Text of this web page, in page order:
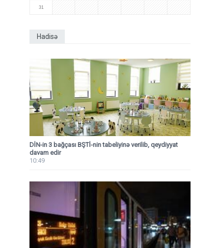
31
Hadisə
DİN-in 3 bağçası BŞTİ-nin tabeliyinə verilib, qeydiyyat
davam edir
10:49